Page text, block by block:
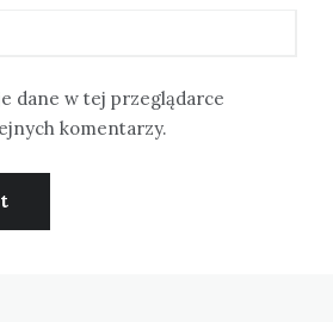
dane w tej przeglądarce
komentarzy.